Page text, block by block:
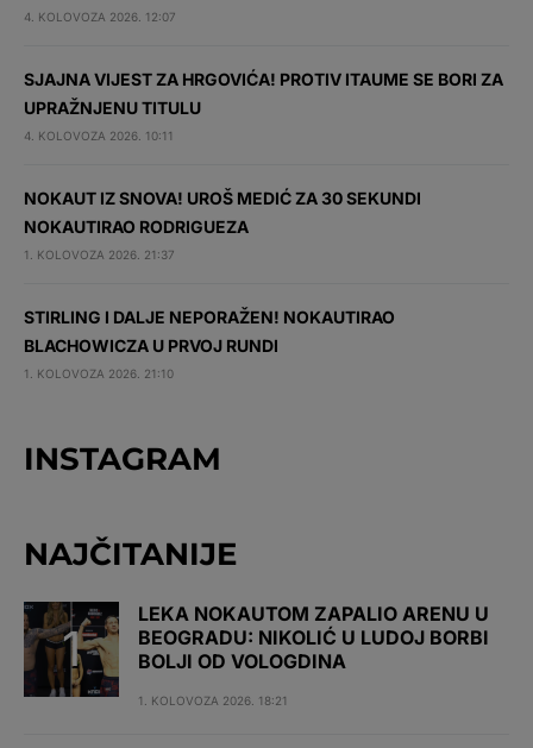
4. KOLOVOZA 2026. 12:07
SJAJNA VIJEST ZA HRGOVIĆA! PROTIV ITAUME SE BORI ZA
UPRAŽNJENU TITULU
4. KOLOVOZA 2026. 10:11
NOKAUT IZ SNOVA! UROŠ MEDIĆ ZA 30 SEKUNDI
NOKAUTIRAO RODRIGUEZA
1. KOLOVOZA 2026. 21:37
STIRLING I DALJE NEPORAŽEN! NOKAUTIRAO
BLACHOWICZA U PRVOJ RUNDI
1. KOLOVOZA 2026. 21:10
INSTAGRAM
NAJČITANIJE
LEKA NOKAUTOM ZAPALIO ARENU U
BEOGRADU: NIKOLIĆ U LUDOJ BORBI
BOLJI OD VOLOGDINA
1. KOLOVOZA 2026. 18:21